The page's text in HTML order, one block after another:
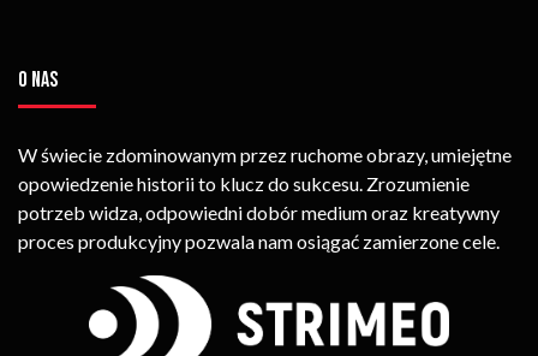
O NAS
W świecie zdominowanym przez ruchome obrazy, umiejętne
opowiedzenie historii to klucz do sukcesu. Zrozumienie
potrzeb widza, odpowiedni dobór medium oraz kreatywny
proces produkcyjny pozwala nam osiągać zamierzone cele.